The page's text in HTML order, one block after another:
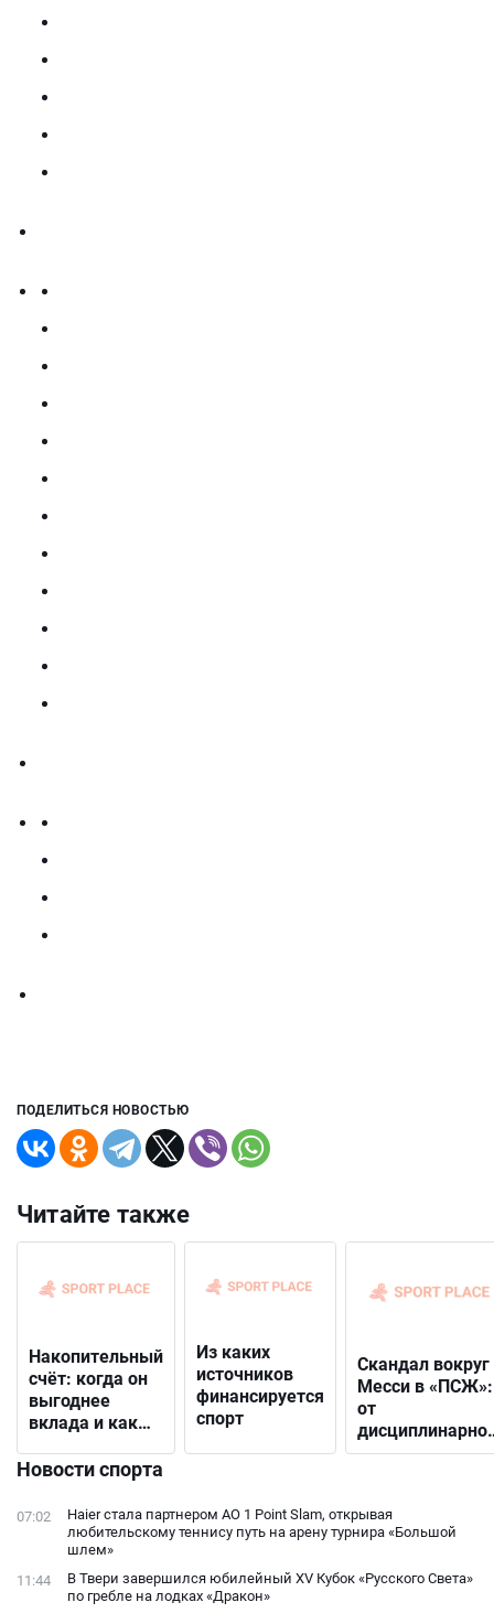
ПОДЕЛИТЬСЯ НОВОСТЬЮ
Читайте также
Накопительный
счёт: когда он
выгоднее
вклада и как
подходящий
Из каких
источников
финансируется
спорт
Скандал вокруг
Месси в «ПСЖ»:
от
решения до
фанатами
Новости спорта
07:02
Haier стала партнером AO 1 Point Slam, открывая
любительскому теннису путь на арену турнира «Большой
шлем»
11:44
В Твери завершился юбилейный XV Кубок «Русского Света»
по гребле на лодках «Дракон»